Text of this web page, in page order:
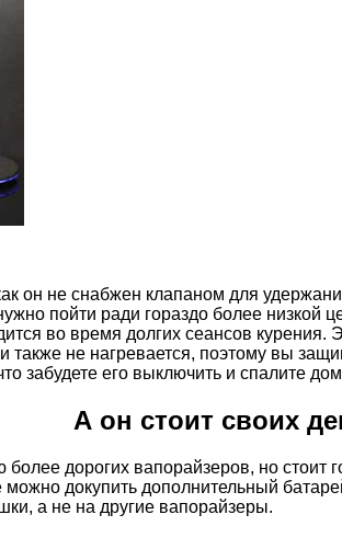
он не снабжен клапаном для
пойти ради гораздо более
во время долгих сеансов
также не нагревается, поэтому вы
забудете его выключить и спалите
А он стоит своих
дорогих вапорайзеров, но
докупить дополнительный
а не на другие вапорайзеры.